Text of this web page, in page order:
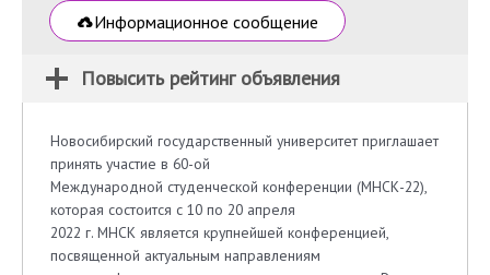
Информационное сообщение
Повысить рейтинг объявления
Новосибирский государственный университет приглашает
принять участие в 60-ой
Международной студенческой конференции (МНСК-22),
которая состоится с 10 по 20 апреля
2022 г. МНСК является крупнейшей конференцией,
посвященной актуальным направлениям